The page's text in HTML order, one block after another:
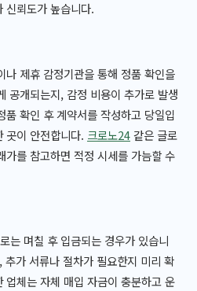
신뢰도가 높습니다.
나 제휴 감정기관을 통해 정품 확인을
공개되는지, 감정 비용이 추가로 발생
확인 후 계약서를 작성하고 당일입
곳이 안전합니다. 크로노24같은 글로
가를 참고하면 적정 시세를 가늠할 수
는 며칠 후 입금되는 경우가 있습니
가 서류나 절차가 필요한지 미리 확
업체는 자체 매입 자금이 충분하고 운